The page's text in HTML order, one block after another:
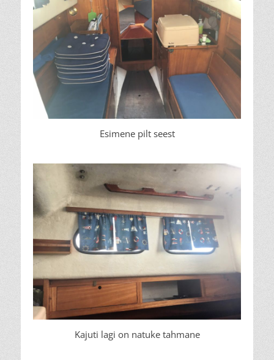
Esimene pilt seest
Kajuti lagi on natuke tahmane